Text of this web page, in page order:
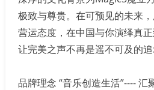
极致与尊贵。在可预见的未来
营运态度，在中国与你演绎真
让完美之声不再是遥不可及的
品牌理念 “音乐创造生活”----